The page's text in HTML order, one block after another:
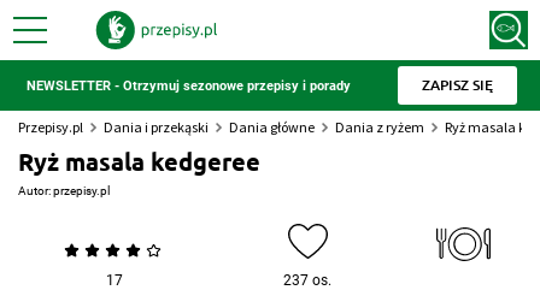
NEWSLETTER - Otrzymuj sezonowe przepisy i porady ZAPISZ SIĘ
Przepisy.pl Dania i przekąski Dania główne Dania z ryżem Ryż masala
Ryż masala kedgeree
Autor:przepisy.pl
17 237 os.